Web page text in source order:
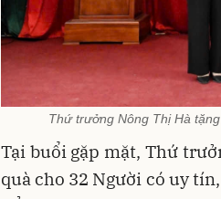
Thứ trưởng Nông Thị Hà
Tại buổi gặp mặt, Thứ
quà cho 32 Người có uy